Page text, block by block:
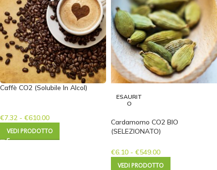
Caffè CO2 (Solubile In Alcol)
€7.32 - €610.00
VEDI PRODOTTO
ESAURIT
O
Cardamomo CO2 BIO
(SELEZIONATO)
€6.10 - €549.00
VEDI PRODOTTO